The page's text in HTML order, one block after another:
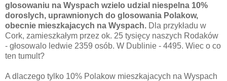
glosowaniu na Wyspach wzielo udzial niespelna 10%
doroslych, uprawnionych do glosowania Polakow,
obecnie mieszkajacych na Wyspach. Dla przykładu w
Cork, zamieszkałym przez ok. 25 tysięcy naszych Rodaków
- głosowalo ledwie 2359 osób. W Dublinie - 4495. Wiec o co
ten tumult?
A dlaczego tylko 10% Polakow mieszkajacych na Wyspach